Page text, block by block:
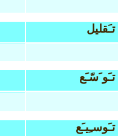
تـَقليل
تـَو َسّـَع
تـَوسـِيـَع